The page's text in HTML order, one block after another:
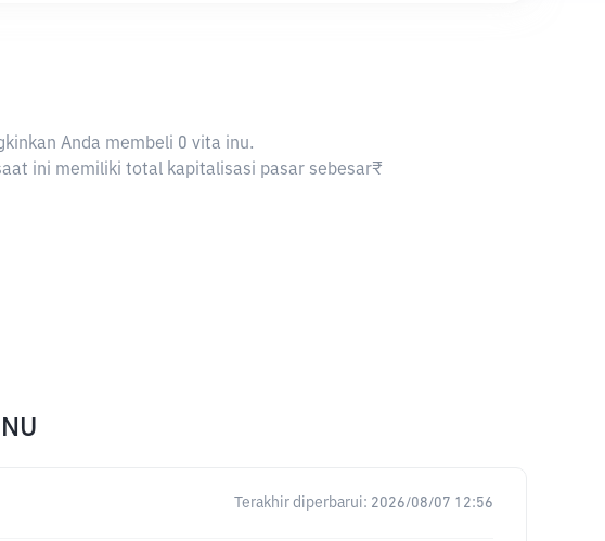
Anda membeli 0 vita inu.
ini memiliki total kapitalisasi pasar sebesar₹
Terakhir diperbarui: 2026/08/07 12:56